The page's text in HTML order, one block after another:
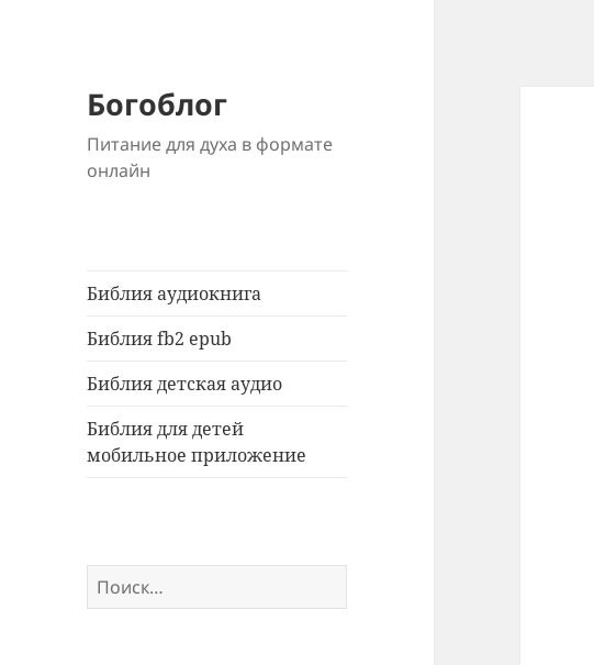
Богоблог
Питание для духа в формате
онлайн
Библия аудиокнига
Библия fb2 epub
Библия детская аудио
Библия для детей
мобильное приложение
Найти: